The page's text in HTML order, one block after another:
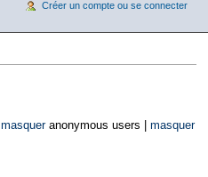
masqueranonymous users | masquer
Créer un compte ou se connecter